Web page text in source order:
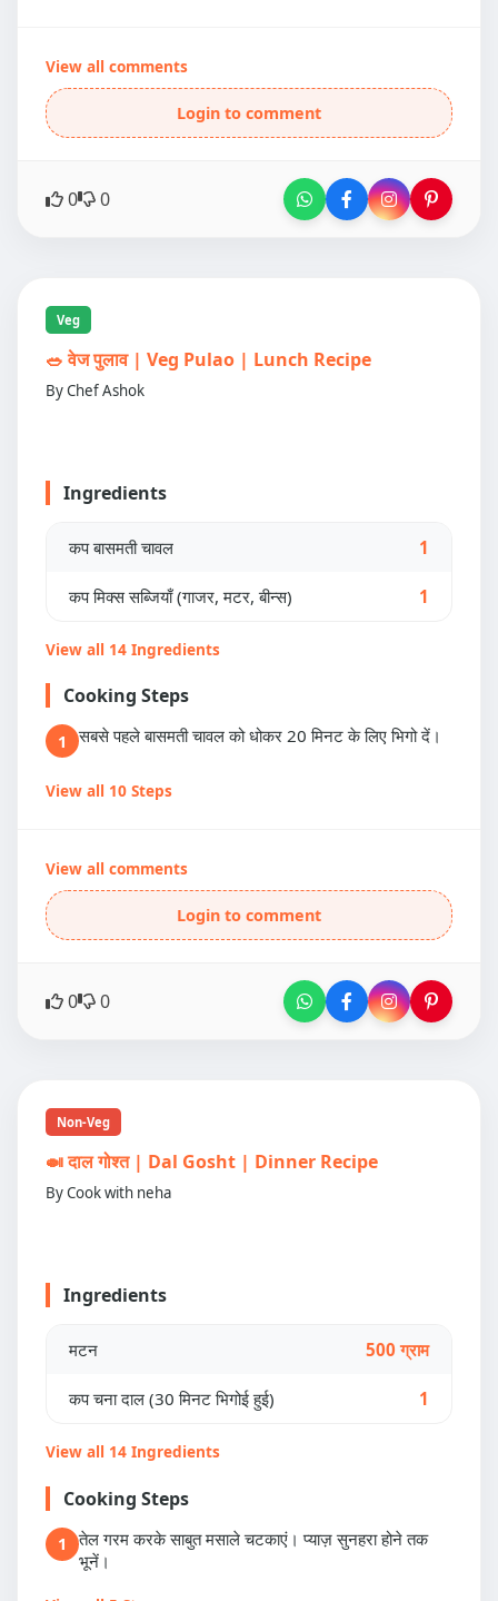
View all comments
Login to comment
0 0
Veg
🥗 वेज पुलाव | Veg Pulao | Lunch Recipe
By Chef Ashok
Ingredients
कप बासमती चावल 1
कप मिक्स सब्जियाँ (गाजर, मटर, बीन्स) 1
View all 14 Ingredients
Cooking Steps
1 सबसे पहले बासमती चावल को धोकर 20 मिनट के लिए भिगो दें।
View all 10 Steps
View all comments
Login to comment
0 0
Non-Veg
🍛 दाल गोश्त | Dal Gosht | Dinner Recipe
By Cook with neha
Ingredients
मटन 500 ग्राम
कप चना दाल (30 मिनट भिगोई हुई) 1
View all 14 Ingredients
Cooking Steps
1
तेल गरम करके साबुत मसाले चटकाएं। प्याज़ सुनहरा होने तक
भूनें।